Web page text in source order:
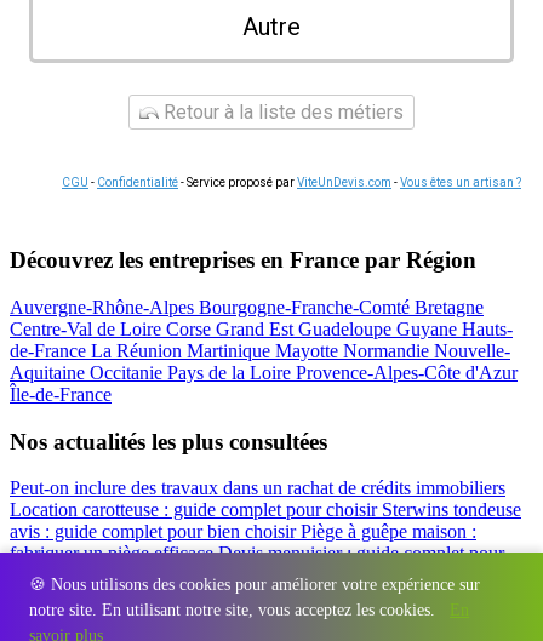
🍪 Nous utilisons des cookies pour améliorer votre expérience sur
notre site. En utilisant notre site, vous acceptez les cookies.
En
savoir plus
Autre
Retour à la liste des métiers
CGU - Confidentialité- Service proposé parViteUnDevis.com -Vous êtes un artisan ?
Découvrez les entreprises en France par Région
Auvergne-Rhône-Alpes Bourgogne-Franche-Comté Bretagne
Centre-Val de Loire Corse Grand Est Guadeloupe Guyane Hauts-
de-France La Réunion Martinique Mayotte Normandie Nouvelle-
Aquitaine Occitanie Pays de la Loire Provence-Alpes-Côte d'Azur
Île-de-France
Nos actualités les plus consultées
Peut-on inclure des travaux dans un rachat de crédits immobiliers
Location carotteuse : guide complet pour choisir Sterwins tondeuse
avis : guide complet pour bien choisirPiège à guêpe maison :
fabriquer un piège efficaceDevis menuisier : guide complet pour
obtenir le meilleur prix
Simulation rachat de crédit : regrouper prêt
travaux et crédits
Régions - Départements - Villes - Entreprises - Marques Contact